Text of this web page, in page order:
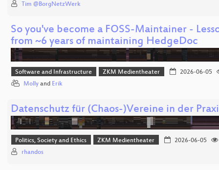
Tim @BorgNetzWerk
So you've become a FOSS-Maintainer -
from ~6 years of maintaining HedgeDoc
Software and Infrastructure ZKM Medientheater
2026-06-05
Molly and Erik
Datenschutz für (Chaos-)Vereine in der
Politics, Society and Ethics ZKM Medientheater
2026-06-05
rhandos